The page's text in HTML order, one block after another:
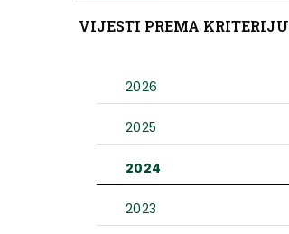
VIJESTI PREMA KRITERIJU
2026
2025
2024
2023